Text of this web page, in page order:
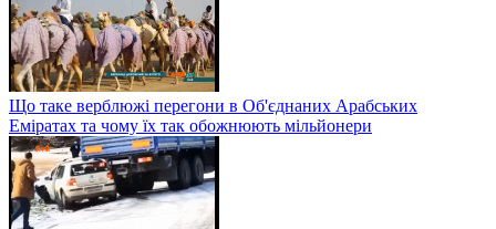
Що таке верблюжі перегони в Об'єднаних Арабських
Еміратах та чому їх так обожнюють мільйонери